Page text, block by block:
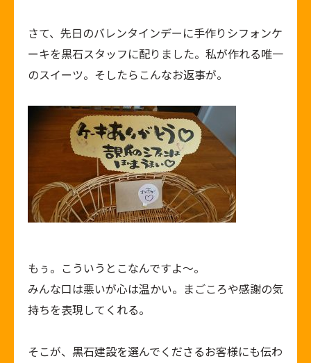
さて、先日のバレンタインデーに手作りシフォンケ
ーキを黒石スタッフに配りました。私が作れる唯一
のスイーツ。そしたらこんなお返事が。
もぅ。こういうとこなんですよ～。
みんな口は悪いが心は温かい。まごころや感謝の気
持ちを表現してくれる。
そこが、黒石建設を選んでくださるお客様にも伝わ